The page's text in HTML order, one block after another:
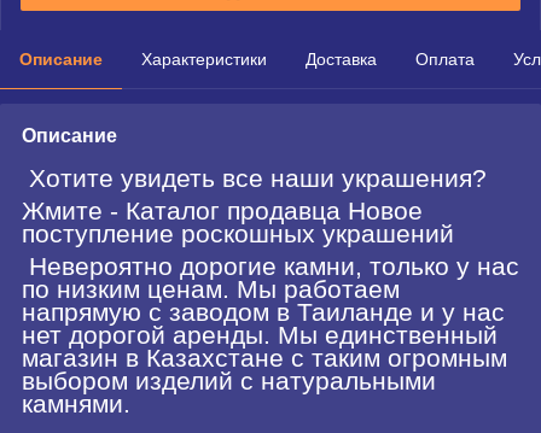
Описание Характеристики Доставка Оплата
Описание
Хотите увидеть все наши украшения?
Жмите - Каталог продавца Новое
поступление роскошных украшений
Невероятно дорогие камни, только у нас
по низким ценам. Мы работаем
напрямую с заводом в Таиланде и у нас
нет дорогой аренды. Мы единственный
магазин в Казахстане с таким огромным
выбором изделий с натуральными
камнями.